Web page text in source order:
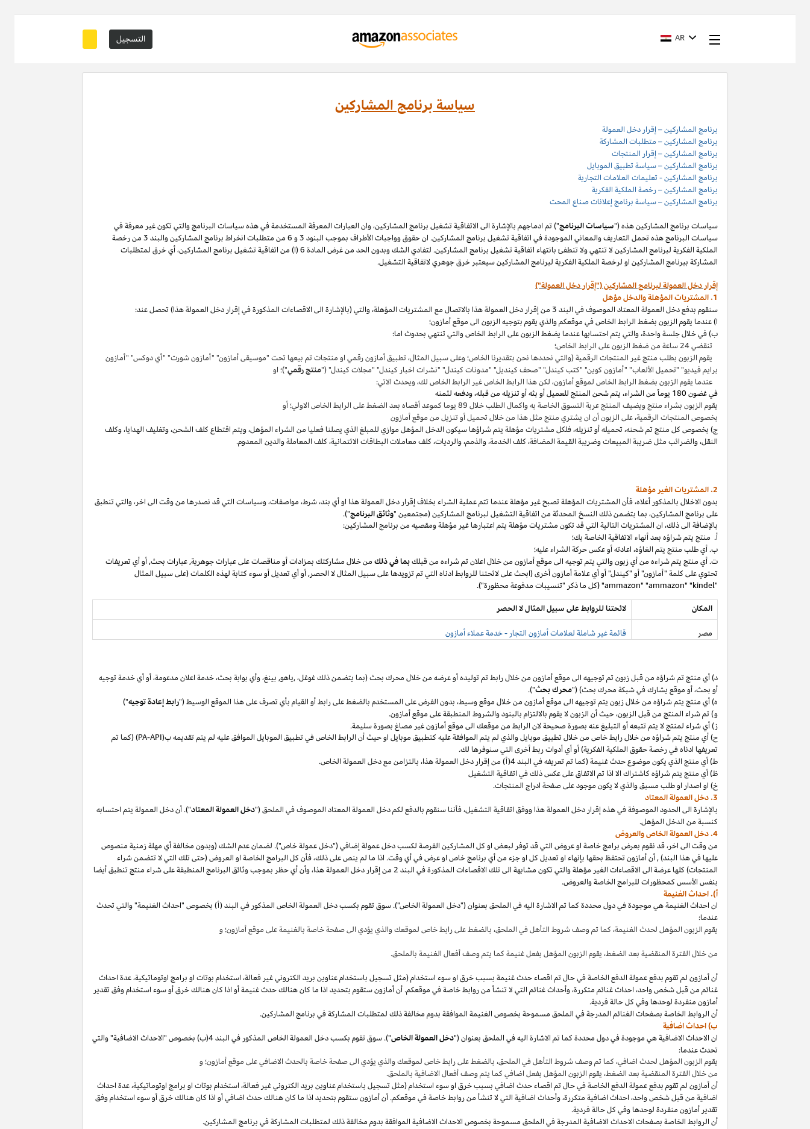
التسجيل AR
سياسة برنامج المشاركين
برنامج المشاركين – إقرار دخل العمولة
برنامج المشاركين – متطلبات المشاركة
برنامج المشاركين – إقرار المنتجات
برنامج المشاركين – سياسة تطبيق الموبايل
برنامج المشاركين - تعليمات العلامات التجارية
برنامج المشاركين – رخصة الملكية الفكرية
برنامج المشاركين – سياسة برنامج إعلانات صناع المحت
سياسات برنامج المشاركين هذه ("سياسات البرنامج") تم ادماجهم بالإشارة الى الاتفاقية تشغيل برنامج المشاركين، وان العبارات المعرفة المستخدمة في هذه سياسات البرنامج والتي تكون غير معرفة في
سياسات البرنامج هذه تحمل التعاريف والمعاني الموجودة في اتفاقية تشغيل برنامج المشاركين. ان حقوق وواجبات الأطراف بموجب البنود 3
و 6
من متطلبات انخراط برنامج المشاركين والبند 3 من رخصة
الملكية الفكرية لبرنامج المشاركين لا تنتهي ولا تنطفئ بانتهاء اتفاقية تشغيل برنامج المشاركين. لتفادي الشك وبدون الحد من غرض المادة 6 (ا) من اتفاقية تشغيل برنامج المشاركين، أي خرق لمتطلبات
المشاركة ببرنامج المشاركين او لرخصة الملكية الفكرية لبرنامج المشاركين سيعتبر خرق جوهري لاتفاقية التشغيل.
إقرار دخل العمولة لبرنامج المشاركين ("إقرار دخل العمولة")
1. المشتريات المؤهلة والدخل مؤهل
سنقوم بدفع دخل العمولة المعتاد الموصوف في البند 3 من إقرار دخل العمولة هذا بالاتصال مع المشتريات المؤهلة
،والتي (بالإشارة الى الاقصاءات المذكورة في إقرار دخل العمولة هذا) تحصل عند:
ا) عندما يقوم الزبون بضغط الرابط الخاص في موقعكم والذي يقوم بتوجيه الزبون الى موقع أمازون؛
ب) في خلال جلسة واحدة،والتي يتم احتسابها عندما يضغط الزبون على الرابط الخاص والتي تنتهي بحدوث اما:
تنقضي 24 ساعة من ضغط الزبون على الرابط الخاص؛
يقوم الزبون بطلب منتج غير المنتجات الرقمية (والتي نحددها نحن بتقديرنا الخاص؛وعلى سبيل المثال، تطبيق أمازون رقمي او منتجات تم بيعها تحت "موسيقى أمازون" "أمازون شورت" "أي دوكس" "أمازون
برايم فيديو" "تحميل الألعاب" "أمازون كوين" "كتب كيندل" "صحف كينديل" "مدونات كيندل" "نشرات اخبار كيندل" "مجلات كيندل" ("منتج رقمي")؛ او
عندما يقوم الزبون بضغط الرابط الخاص لموقع أمازون، لكن هذا الرابط الخاص غير الرابط الخاص لك،ويحدث الاتي:
في غضون180 يوماً من الشراء، يتم شحن المنتج للعميل أو بثه أو تنزيله من قبله، ودفعه لثمنه
يقوم الزبون بشراء منتج ويضيف المنتج عربة التسوق الخاصة به واكمال الطلب خلال 89 يوما كموعد أقصاه بعد الضغط على الرابط الخاص الاولي؛ أو
بخصوص المنتجات الرقمية،على الزبون أن ان يشتري منتج مثل هذا من خلال تحميل أو تنزيل من موقع أمازون
ج) بخصوص كل منتج تم شحنه، تحميله أو تنزيله،فلكل مشتريات مؤهلة يتمشراؤهاسيكون الدخل المؤهل موازي للمبلغ الذي يصلنا فعليا من الشراء المؤهل،ويتم اقتطاع كلف الشحن،وتغليف الهدايا،وكلف
النقل،والضرائب مثل ضريبة المبيعات وضريبة القيمة المضافة، كلف الخدمة،والذمم،والرديات، كلف معاملات البطاقات الائتمانية، كلف المعاملة والدين المعدوم.
2. المشتريات
الغير مؤهلة
بدون الاخلال بالمذكور أعلاه،فأن المشتريات المؤهلة تصبح غير مؤهلة عندما تتم عملية الشراء بخلاف إقرار دخل العمولة هذا او أي بند،شرط، مواصفات،وسياسات التي قد نصدرها من وقت الى اخر،والتي تنطبق
على برنامج المشاركين، بما بتضمن ذلك النسخ المحدثة من اتفاقية التشغيل لبرنامج المشاركين (مجتمعين "وثائق البرنامج").
بالإضافة الى ذلك، ان المشتريات التالية التي قد تكون مشتريات مؤهلة يتم اعتبارها غير مؤهلة ومقصيه من برنامج المشاركين:
أ. منتج يتمشراؤه بعد أنهاء الاتفاقية الخاصة بك؛
ب. أي طلب منتج يتم الغاؤه، اعادته أو عكس حركة الشراء عليه؛
ت. أي منتج يتم شراءه من أي زبون والتي يتم توجيه الى موقع أمازون من خلال اعلان تم شراءه من قبلكبما في ذلك من خلال مشاركتك بمزادات أو مناقصات على عبارات جوهرية, عبارات بحث, أو أي تعريفات
تحتوي على كلمة "أمازون" أو "كيندل" أو أي علامة أمازون أخرى (ابحث على لائحتنا للروابط ادناه التي تم تزويدها على سبيل المثال لا الحصر, أو أي تعديل أو سوء كتابة لهذه الكلمات (على سبيل المثال
"ammazon" "ammazon" "kindel" (كل ما ذكر "تنسيبات مدفوعة محظورة").
المكان
لائحتنا للروابط على سبيل المثال لا الحصر
مصر قائمة غير شاملة لعلامات أمازون التجار - خدمة عملاء أمازون
د) أي منتج تمشراؤه من قبل زبون تم توجيهه الى موقع أمازون من خلال رابط تم توليده أو عرضه من خلال محرك بحث (بما يتضمن ذلكغوغل،,ياهو, بينغ،وأي بوابة بحث،خدمة اعلان مدعومة،أوأي خدمة توجيه
أو بحث،أو موقع يشارك في شبكة محرك بحث) ("محرك بحث").
ه) أي منتج يتمشراؤه من خلال زبون يتم توجيهه الى موقع أمازون من خلال موقعوسيط، بدون الفرض على المستخدم بالضغط على رابط أو القيام بأي تصرف على هذا الموقع الوسيط ("رابط إعادة توجيه")
و) تم شراء المنتج من قبل الزبون،حيثأن الزبون لا يقوم بالالتزام بالبنودوالشروط المنطبقةعلى موقع أمازون.
ز) أي شراء لمنتج لا يتم تتبعه أو التبليغ عنه بصورة صحيحة لان الرابط من موقعك الى موقع أمازون غير مصاغ بصورة سليمة.
ح) أي منتج يتمشراؤه من خلال رابط خاص من خلال تطبيق موبايلوالذي لم يتم الموافقة عليه كتطبيق موبايل او حيثأن الرابط الخاص في تطبيق الموبايل الموافقعليه لم يتم تقديمه ب(PA-API) (كما تم
تعريفها ادناه في رخصة حقوق الملكية الفكرية) أو أي أدوات ربط أخرى التي سنوفرها لك.
ط) أي منتج الذي يكون موضوع حدث غنيمة (كما تم تعريفه في البند 4(أ) من إقرار دخل العمولة
هذا، بالتزامن مع دخل العمولة الخاص.
ظ) أي منتج يتمشراؤه كاشتراك الا اذا تم الاتفاق على عكس ذلك في اتفاقية التشغيل
خ) او اصدار او طلب مسبق والذي لا يكون موجود على صفحة ادراج المنتجات.
3. دخل العمولة المعتاد
بالإشارة الى الحدود الموصوفة في هذه إقرار دخل العمولة هذا ووفق اتفاقية التشغيل،فأننا سنقوم بالدفع لكم دخل العمولة المعتاد الموصوف في الملحق ("دخل العمولة المعتاد"). أن دخل العمولة يتم احتسابه
كنسبة من الدخل المؤهل.
4. دخل العمولة الخاص والعروض
من وقت الى اخر،قد نقوم بعرض برامج خاصة او عروض التي قد توفر لبعض او كل المشاركين الفرصة لكسب دخل عمولة إضافي ("دخل عمولة خاص"). لضمان عدم الشك (وبدون مخالفة أي مهلة زمنية منصوص
عليها في هذا البند)
,أن أمازون تحتفظ بحقها بإنهاء او تعديل كل او جزء من أي برنامج خاص او عرض في أي وقت. اذا ما لم ينص علىذلك،فأن كل البرامج الخاصة او العروض (حتى تلك التي لا تتضمن شراء
المنتجات) كلها عرضة الى الاقصاءات الغير مؤهلةوالتي تكون مشابهة الى تلك الاقصاءات المذكورة في البند 2 من إقرار دخل العمولةهذا،وأن أي حظر بموجب وثائق البرنامج المنطبقة على شراء منتج تنطبق أيضا
بنفس الأسس كمحظورات للبرامج الخاصة والعروض.
أ). احداث الغنيمة
ان احداث الغنيمة هي موجودة في دول محددة كما تم الاشارة اليه في الملحق بعنوان ("دخل العمولة الخاص"). سوق تقوم بكسب دخل العمولة الخاص المذكور في البند (أ) بخصوص "احداث الغنيمة" والتي تحدث
عندما:
يقوم الزبون المؤهل لحدث الغنيمة، كما تم وصف شروط التأهل في الملحق، بالضغط على رابط خاص لموقعك والذي يؤدي الى صفحة خاصة بالغنيمة على موقع أمازون؛ و
من خلال الفترة المنقضية بعد الضغط، يقوم الزبون المؤهل بفعل غنيمة كما يتم وصف أفعال الغنيمة بالملحق.
أن أمازون لم تقوم بدفع عمولة الدفع الخاصة في حال تم اقصاء حدث غنيمة بسبب خرق او سوء استخدام (مثل تسجيل باستخدام عناوين بريد الكتروني غير فعالة، استخدام بوتات او برامج اوتوماتيكية،عدة احداث
غنائم من قبل شخصواحد، احداث غنائم متكررة،وأحداث غنائم التي لا تنشأ من روابط خاصة في موقعكم. أن أمازون ستقوم بتحديد اذا ما كان هنالك حدث غنيمة أو اذا كان هنالك خرق أو سوء استخدام وفق تقدير
أمازون منفردة لوحدها وفي كل حالة فردية.
أن الروابط الخاصة بصفحات الغنائم المدرجة في الملحق مسموحة بخصوص الغنيمة الموافقة بدوم مخالفة ذلك لمتطلبات المشاركة في برنامج المشاركين.
ب) احداث اضافية
ان الاحداث الاضافية هي موجودة في دول محددة كما تم الاشارة اليه في الملحق بعنوان ("دخل العمولة الخاص
"). سوق تقوم بكسب دخل العمولة الخاص المذكور في البند 4(ب) بخصوص "الاحداث الاضافية" والتي
تحدث عندما:
يقوم الزبون المؤهل لحدث اضافي، كما تم وصف شروط التأهل في الملحق، بالضغط على رابط خاص لموقعك والذي يؤدي الى صفحة خاصة بالحدث الاضافي على موقع أمازون؛ و
من خلال الفترة المنقضية بعد الضغط، يقوم الزبون المؤهل بفعل اضافي كما يتم وصف أفعال الاضافية بالملحق.
أن أمازون لم تقوم بدفع عمولة الدفع الخاصة في حال تم اقصاء حدث اضافي بسبب خرق او سوء استخدام (مثل تسجيل باستخدام عناوين بريد الكتروني غيرفعالة، استخدام بوتات او برامج اوتوماتيكية،عدة احداث
اضافية من قبل شخصواحد، احداث اضافية متكررة،وأحداث اضافية التي لا تنشأ من روابط خاصة في موقعكم. أن أمازون ستقوم بتحديد اذا ما كان هنالك حدث اضافي أو اذا كان هنالك خرق أو سوء استخدام وفق
تقدير أمازون منفردة لوحدها وفي كل حالة فردية.
أن الروابط الخاصة بصفحات الاحداث الاضافية المدرجة في الملحق مسموحة بخصوص الاحداث الاضافية الموافقة بدوم مخالفة ذلك لمتطلبات المشاركة في برنامج المشاركين.